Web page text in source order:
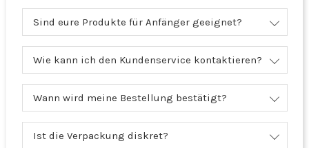
Sind eure Produkte für Anfänger geeignet?
Wie kann ich den Kundenservice kontaktieren?
Wann wird meine Bestellung bestätigt?
Ist die Verpackung diskret?